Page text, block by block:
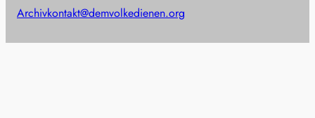
Archivkontakt@demvolkedienen.org